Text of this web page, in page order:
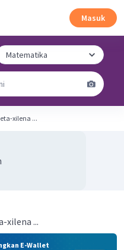
Masuk
xilena ...
xilena ...
E-Wallet